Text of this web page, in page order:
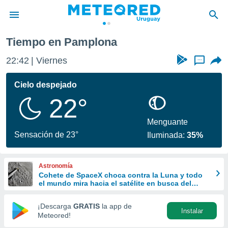
de
ha
calidad.
a este
las
y
forma
digital
basada
Tiempo en Pamplona
22:42 Viernes ...
Cielo despejado
22°
Sensación de 23°
Menguante
Iluminada:35%
Astronomía
Cohete de SpaceX choca contra la Luna y todo
el mundo mira hacia el satélite en busca del
¡Descarga GRATIS la app de
Meteored!
Instalar